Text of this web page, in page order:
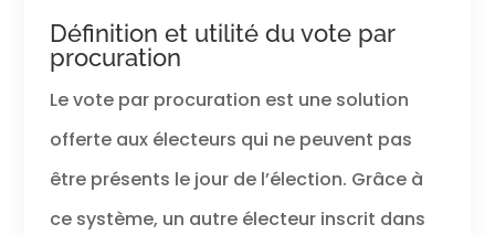
Définition et utilité du vote par
procuration
Le vote par procuration est une solution
offerte aux électeurs qui ne peuvent pas
être présents le jour de l’élection. Grâce à
ce système, un autre électeur inscrit dans